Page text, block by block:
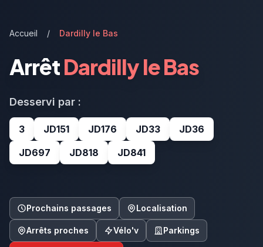
Accueil / Dardilly le Bas
ArrêtDardilly le Bas
Desservi par :
3 JD151 JD176 JD33
JD36
JD697
JD818 JD841
Prochains passages Localisation
Arrêts proches Vélo'v Parkings